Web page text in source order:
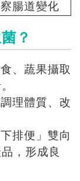
察腸道變化
？
、蔬果攝取
理體質、改
排便」雙向
，形成良